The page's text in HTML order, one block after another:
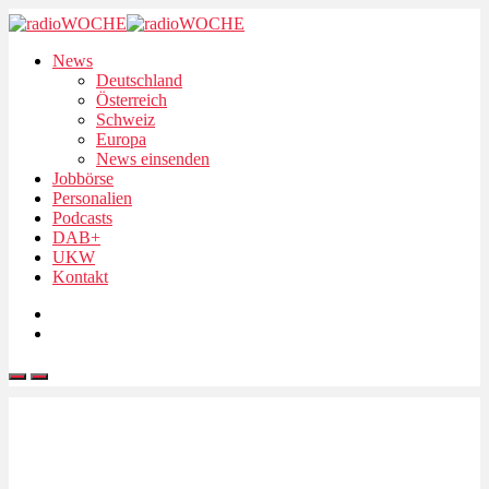
News
Deutschland
Österreich
Schweiz
Europa
News einsenden
Jobbörse
Personalien
Podcasts
DAB+
UKW
Kontakt